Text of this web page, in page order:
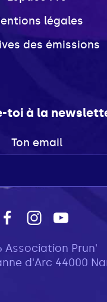
légales
des émissions
toi à la
Ton email
Association Prun'
d'Arc 44000